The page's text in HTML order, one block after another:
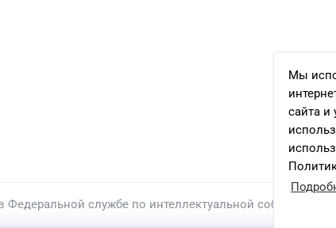
Мы
сайта и
службе по интеллектуальной